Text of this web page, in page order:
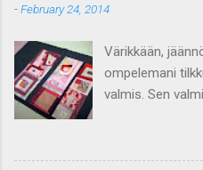
-February 24, 2014
Värikkään,
ompelemani
valmis. Sen